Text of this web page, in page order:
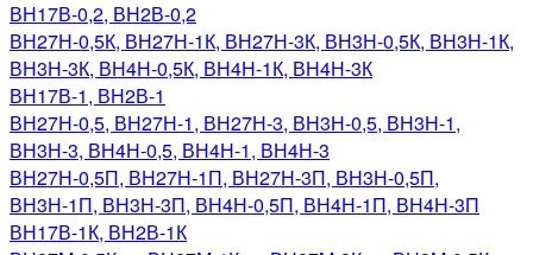
ВН17В-0,2, ВН2В-0,2
ВН27Н-0,5К, ВН27Н-1К, ВН27Н-3К, ВН3Н-0,5К, ВН3Н-1К,
ВН3Н-3К, ВН4Н-0,5К, ВН4Н-1К, ВН4Н-3К
ВН17В-1, ВН2В-1
ВН27Н-0,5, ВН27Н-1, ВН27Н-3, ВН3Н-0,5, ВН3Н-1,
ВН3Н-3, ВН4Н-0,5, ВН4Н-1, ВН4Н-3
ВН27Н-0,5П, ВН27Н-1П, ВН27Н-3П, ВН3Н-0,5П,
ВН3Н-1П, ВН3Н-3П, ВН4Н-0,5П, ВН4Н-1П, ВН4Н-3П
ВН17В-1К, ВН2В-1К